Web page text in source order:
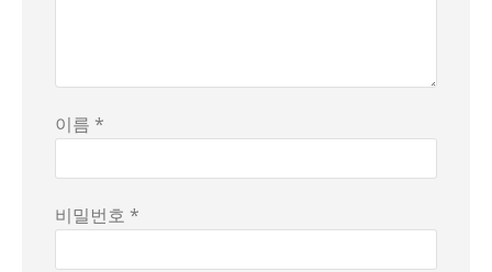
이름 *
비밀번호 *